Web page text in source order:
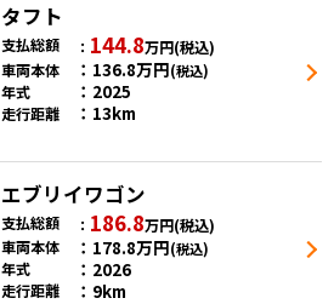
タフト
支払総額 144.8万円(税込)
車両本体
136.8万円(税込)
年式 2025
走行距離 13km
エブリイワゴン
支払総額 186.8万円(税込)
車両本体
178.8万円(税込)
年式 2026
走行距離 9km